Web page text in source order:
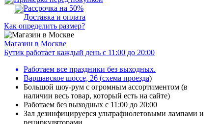
Рассрочка на 50%
Доставка и оплата
Как определить размер?
Магазин в Москве
Бутик работает каждый день с 11:00 до 20:00
Работаем все праздники без выходных.
Варшавское шоссе, 26 (схема проезда)
Большой шоу-рум с огромным ассортиментом (в
наличии весь товар, который есть на сайте)
Работаем без выходных с 11:00 до 20:00
Зал дезинфицируерся ультрафиолетовыми лампами и
рециркуляторами.